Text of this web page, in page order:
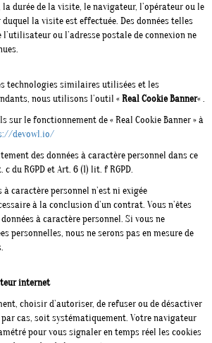
durée de la visite, le navigateur, l’opérateur ou le
la visite est effectuée. Des données telles
l’utilisateur ou l’adresse postale de connexion ne
technologies similaires utilisées et les
nous utilisons l’outil «Real Cookie Banner« .
sur le fonctionnement de « Real Cookie Banner » à
devowl.io/
des données à caractère personnel dans ce
du RGPD et Art. 6 (1) lit. f RGPD.
caractère personnel n’est ni exigée
à la conclusion d’un contrat. Vous n’êtes
à caractère personnel. Si vous ne
personnelles, nous ne serons pas en mesure de
internet
choisir d’autoriser, de refuser ou de désactiver
par cas, soit systématiquement. Votre navigateur
pour vous signaler en temps réel les cookies